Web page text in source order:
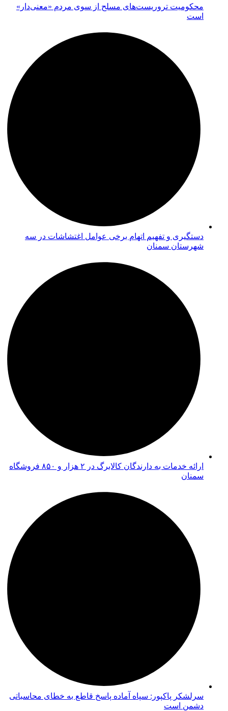
محکومیت تروریست‌های مسلح از سوی مردم «معنی‌دار»
است
دستگیری و تفهیم اتهام برخی عوامل اغتشاشات در سه
شهرستان سمنان
ارائه خدمات به دارندگان کالابرگ در ۲ هزار و ۸۵۰ فروشگاه
سمنان
سرلشکر پاکپور: سپاه آماده پاسخ قاطع به خطای محاسباتی
دشمن است